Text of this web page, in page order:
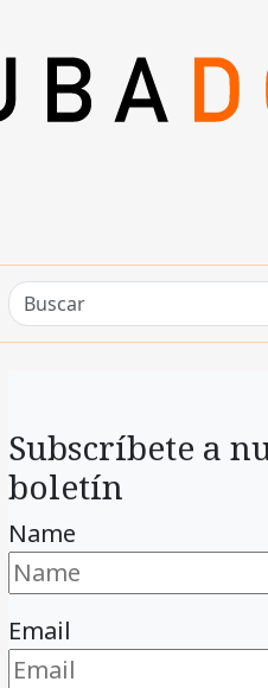
Subscríbete a
boletín
Name
Email